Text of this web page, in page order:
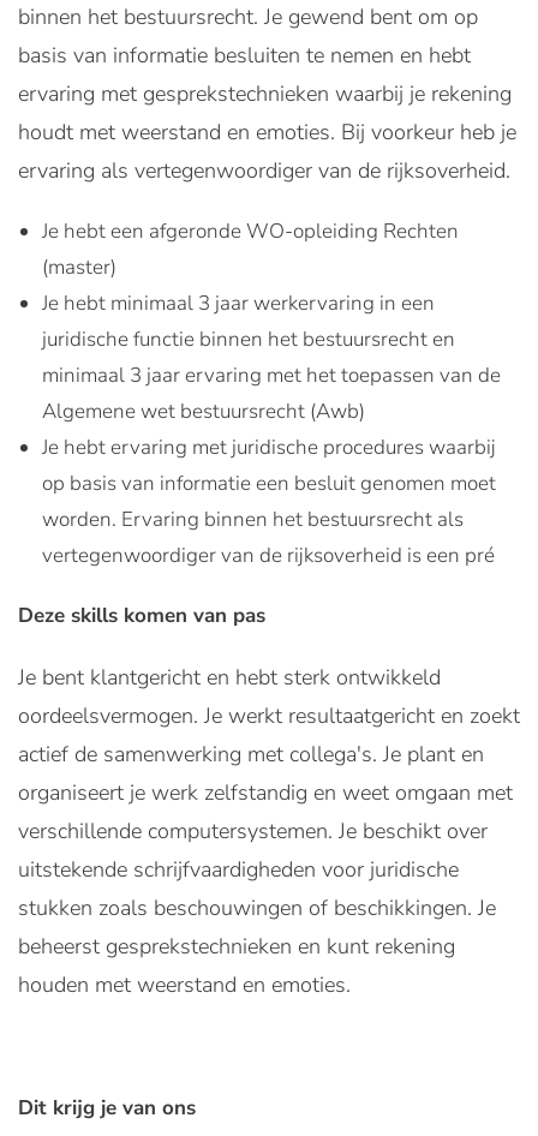
binnen het bestuursrecht. Je gewend bent om op
basis van informatie besluiten te nemen en hebt
ervaring met gesprekstechnieken waarbij je rekening
houdt met weerstand en emoties. Bij voorkeur heb je
ervaring als vertegenwoordiger van de rijksoverheid.
Je hebt een afgeronde WO-opleiding Rechten
(master)
Je hebt minimaal 3 jaar werkervaring in een
juridische functie binnen het bestuursrecht en
minimaal 3 jaar ervaring met het toepassen van de
Algemene wet bestuursrecht (Awb)
Je hebt ervaring met juridische procedures waarbij
op basis van informatie een besluit genomen moet
worden. Ervaring binnen het bestuursrecht als
vertegenwoordiger van de rijksoverheid is een pré
Deze skills komen van pas
Je bent klantgericht en hebt sterk ontwikkeld
oordeelsvermogen. Je werkt resultaatgericht en zoekt
actief de samenwerking met collega's. Je plant en
organiseert je werk zelfstandig en weet omgaan met
verschillende computersystemen. Je beschikt over
uitstekende schrijfvaardigheden voor juridische
stukken zoals beschouwingen of beschikkingen. Je
beheerst gesprekstechnieken en kunt rekening
houden met weerstand en emoties.
Dit krijg je van ons